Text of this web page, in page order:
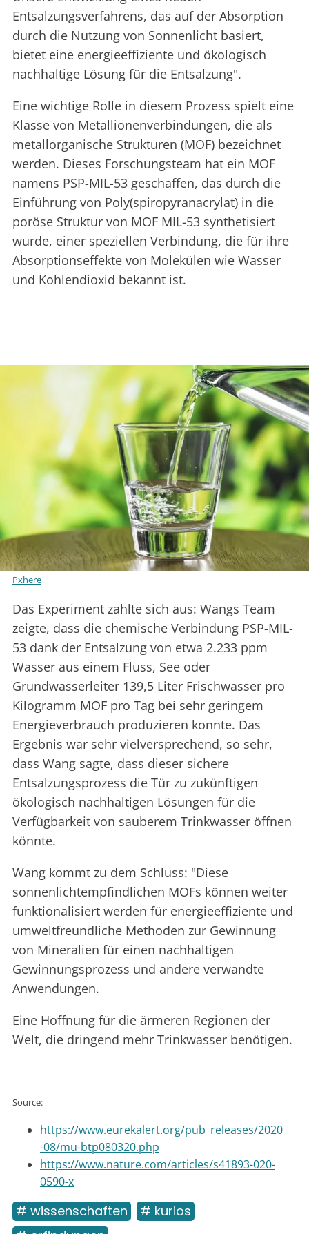
Entsalzungsverfahrens, das auf der Absorption
durch die Nutzung von Sonnenlicht basiert,
bietet eine energieeffiziente und ökologisch
nachhaltige Lösung für die Entsalzung".
Eine wichtige Rolle in diesem Prozess spielt eine
Klasse von Metallionenverbindungen, die als
metallorganische Strukturen (MOF) bezeichnet
werden. Dieses Forschungsteam hat ein MOF
namens PSP-MIL-53 geschaffen, das durch die
Einführung von Poly(spiropyranacrylat) in die
poröse Struktur von MOF MIL-53 synthetisiert
wurde, einer speziellen Verbindung, die für ihre
Absorptionseffekte von Molekülen wie Wasser
und Kohlendioxid bekannt ist.
Pxhere
Das Experiment zahlte sich aus: Wangs Team
zeigte, dass die chemische Verbindung PSP-MIL-
53 dank der Entsalzung von etwa 2.233 ppm
Wasser aus einem Fluss, See oder
Grundwasserleiter 139,5 Liter Frischwasser pro
Kilogramm MOF pro Tag bei sehr geringem
Energieverbrauch produzieren konnte. Das
Ergebnis war sehr vielversprechend, so sehr,
dass Wang sagte, dass dieser sichere
Entsalzungsprozess die Tür zu zukünftigen
ökologisch nachhaltigen Lösungen für die
Verfügbarkeit von sauberem Trinkwasser öffnen
könnte.
Wang kommt zu dem Schluss: "Diese
sonnenlichtempfindlichen MOFs können weiter
funktionalisiert werden für energieeffiziente und
umweltfreundliche Methoden zur Gewinnung
von Mineralien für einen nachhaltigen
Gewinnungsprozess und andere verwandte
Anwendungen.
Eine Hoffnung für die ärmeren Regionen der
Welt, die dringend mehr Trinkwasser benötigen.
Source:
https://www.eurekalert.org/pub_releases/2020
-08/mu-btp080320.php
https://www.nature.com/articles/s41893-020-
0590-x
# wissenschaften
# kurios